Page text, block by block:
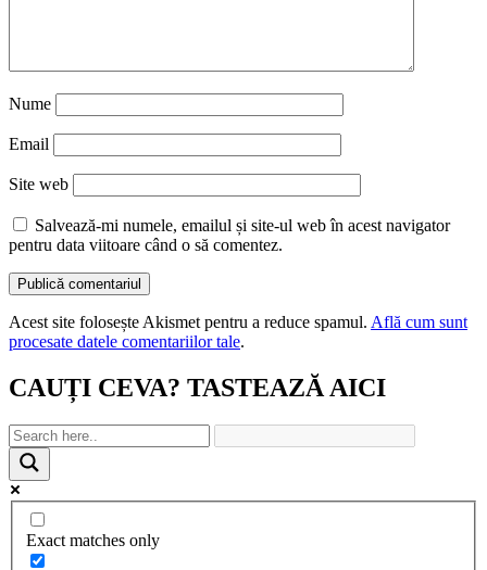
Nume
Email
Site web
Salvează-mi numele, emailul și site-ul web în acest navigator
pentru data viitoare când o să comentez.
Acest site folosește Akismet pentru a reduce spamul. Află cum sunt
procesate datele comentariilor tale.
CAUȚI CEVA? TASTEAZĂ AICI
Exact matches only